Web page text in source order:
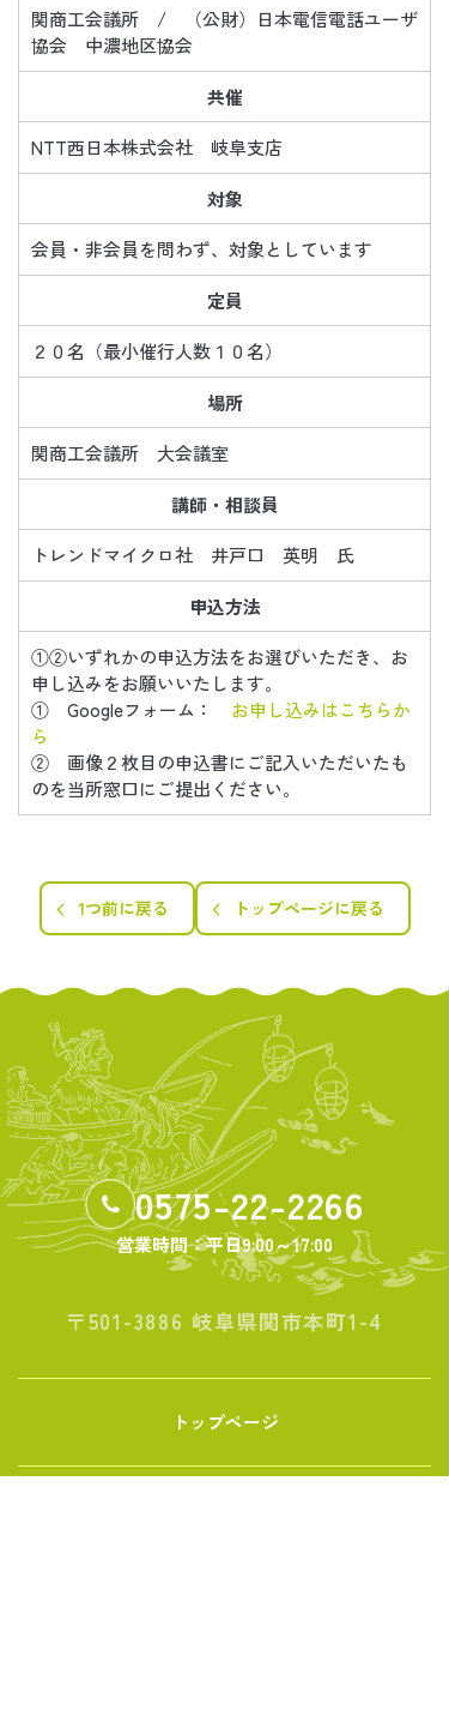
関商工会議所 / （公財）日本電信電話ユーザ
協会 中濃地区協会
共催
NTT西日本株式会社 岐阜支店
対象
会員・非会員を問わず、対象としています
定員
２０名（最小催行人数１０名）
場所
関商工会議所 大会議室
講師・相談員
トレンドマイクロ社 井戸口 英明 氏
申込方法
①②いずれかの申込方法をお選びいただき、お
申し込みをお願いいたします。
① Googleフォーム： お申し込みはこちらか
ら
② 画像２枚目の申込書にご記入いただいたも
のを当所窓口にご提出ください。
1つ前に戻る トップページに戻る
0575-22-2266
営業時間：平日9:00～17:00
〒501-3886 岐阜県関市本町1-4
トップページ